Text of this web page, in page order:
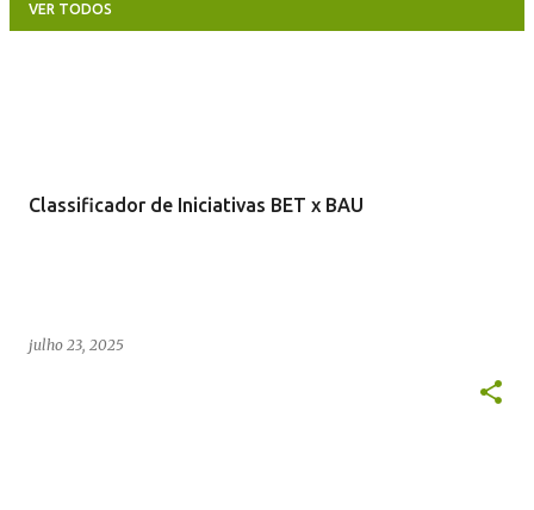
VER TODOS
Classificador de Iniciativas BET x BAU
julho 23, 2025